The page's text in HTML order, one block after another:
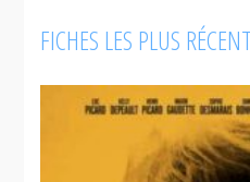
trace
Rizzi
FICHES LES PLUS